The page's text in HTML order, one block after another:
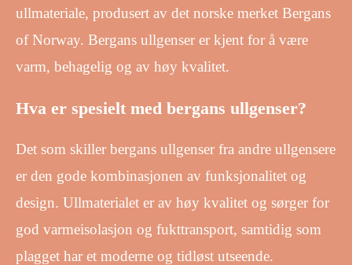
ullmateriale, produsert av det norske merket Bergans
of Norway. Bergans ullgenser er kjent for å være
varm, behagelig og av høy kvalitet.
Hva er spesielt med bergans ullgenser?
Det som skiller bergans ullgenser fra andre ullgensere
er den gode kombinasjonen av funksjonalitet og
design. Ullmaterialet er av høy kvalitet og sørger for
god varmeisolasjon og fukttransport, samtidig som
plagget har et moderne og tidløst utseende.